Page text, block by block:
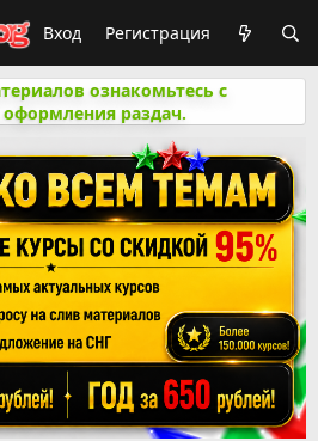
Вход Регистрация
ознакомьтесь с
раздач.